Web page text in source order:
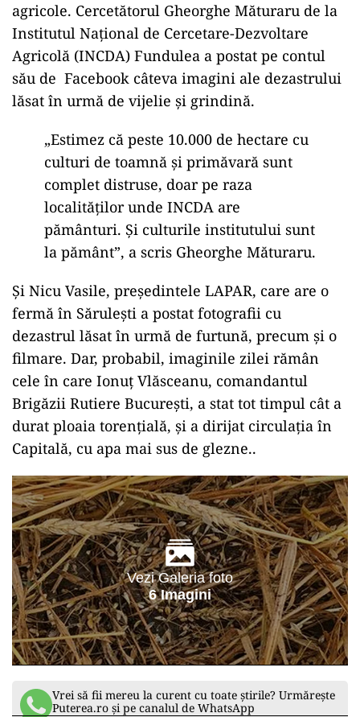
agricole. Cercetătorul Gheorghe Măturaru de la
Institutul Național de Cercetare-Dezvoltare
Agricolă (INCDA) Fundulea a postat pe contul
său de Facebook câteva imagini ale dezastrului
lăsat în urmă de vijelie și grindină.
„Estimez că peste 10.000 de hectare cu
culturi de toamnă și primăvară sunt
complet distruse, doar pe raza
localităților unde INCDA are
pământuri. Și culturile institutului sunt
la pământ”, a scris Gheorghe Măturaru.
Și Nicu Vasile, președintele LAPAR, care are o
fermă în Sărulești a postat fotografii cu
dezastrul lăsat în urmă de furtună, precum și o
filmare. Dar, probabil, imaginile zilei rămân
cele în care Ionuț Vlăsceanu, comandantul
Brigăzii Rutiere București, a stat tot timpul cât a
durat ploaia torențială, și a dirijat circulația în
Capitală, cu apa mai sus de glezne..
Vezi Galeria foto
6 Imagini
Vrei să fii mereu la curent cu toate știrile? Urmărește
Puterea.ro și pe canalul de WhatsApp